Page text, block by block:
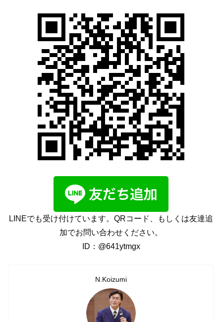
LINEでも受け付けています。QRコード、もしくは友達追
加でお問い合わせください。
ID：@641ytmgx
N.Koizumi